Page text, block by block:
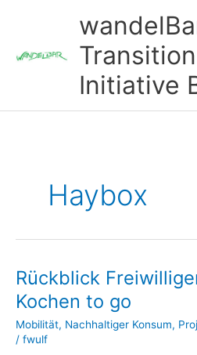
Transition
Initiative
Haybox
Rückblick
Kochen to go
Mobilität, Nachhaltiger Konsum,
/ fwulf